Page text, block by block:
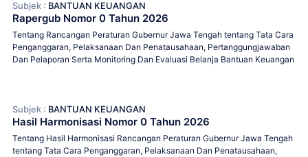
Subjek : BANTUAN KEUANGAN
Rapergub Nomor 0 Tahun 2026
Tentang Rancangan Peraturan Gubernur Jawa Tengah tentang Tata Cara
Penganggaran, Pelaksanaan Dan Penatausahaan, Pertanggungjawaban
Dan Pelaporan Serta Monitoring Dan Evaluasi Belanja Bantuan Keuangan
Subjek : BANTUAN KEUANGAN
Hasil Harmonisasi Nomor 0 Tahun 2026
Tentang Hasil Harmonisasi Rancangan Peraturan Gubernur Jawa Tengah
tentang Tata Cara Penganggaran, Pelaksanaan Dan Penatausahaan,